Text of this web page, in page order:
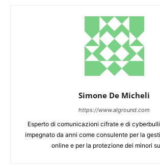
Simone De Micheli
https://www.alground.com
Esperto di comunicazioni cifrate e di
impegnato da anni come consulente per la
online e per la protezione dei minori